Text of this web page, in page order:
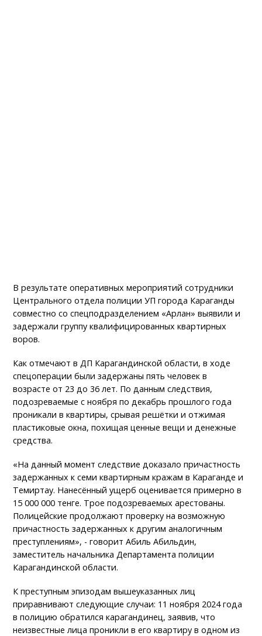
В результате оперативных мероприятий сотрудники
Центрального отдела полиции УП города Караганды
совместно со спецподразделением «Арлан» выявили и
задержали группу квалифицированных квартирных
воров.
Как отмечают в ДП Карагандинской области, в ходе
спецоперации были задержаны пять человек в
возрасте от 23 до 36 лет. По данным следствия,
подозреваемые с ноября по декабрь прошлого года
проникали в квартиры, срывая решётки и отжимая
пластиковые окна, похищая ценные вещи и денежные
средства.
«На данный момент следствие доказало причастность
задержанных к семи квартирным кражам в Караганде и
Темиртау. Нанесённый ущерб оценивается примерно в
15 000 000 тенге. Трое подозреваемых арестованы.
Полицейские продолжают проверку на возможную
причастность задержанных к другим аналогичным
преступлениям», - говорит Абиль Абильдин,
заместитель начальника Департамента полиции
Карагандинской области.
К преступным эпизодам вышеуказанных лиц
приравнивают следующие случаи: 11 ноября 2024 года
в полицию обратился карагандинец, заявив, что
неизвестные лица проникли в его квартиру в одном из